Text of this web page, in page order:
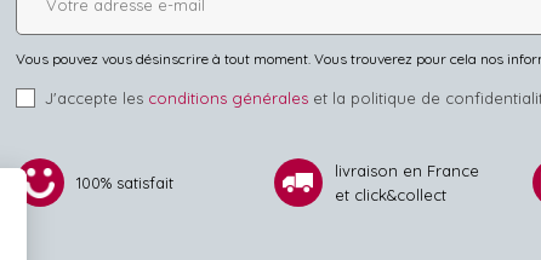
Vous pouvez vous désinscrire à tout moment. Vous trouverez pour cela nos
J'accepte les conditions généraleset la politique de
100% satisfait
livraison en France
et click&collect